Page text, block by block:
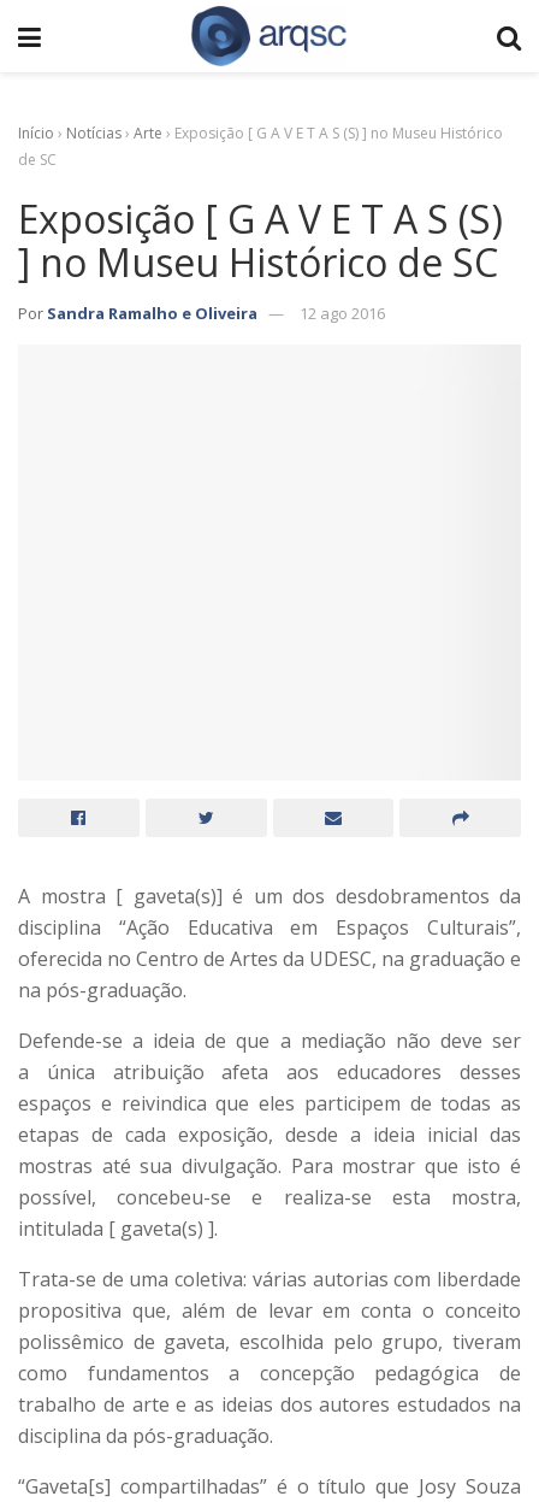
Início › Notícias› Arte › Exposição [ G A V E T A S (S) ] no Museu Histórico
de SC
Exposição [ G A V E T A S (S)
] no Museu Histórico de SC
Por Sandra Ramalho e Oliveira 12 ago 2016
A mostra [ gaveta(s)] é um dos desdobramentos da
disciplina “Ação Educativa em Espaços Culturais”,
oferecida no Centro de Artes da UDESC, na graduação e
na pós-graduação.
Defende-se a ideia de que a mediação não deve ser
a única atribuição afeta aos educadores desses
espaços e reivindica que eles participem de todas as
etapas de cada exposição, desde a ideia inicial das
mostras até sua divulgação. Para mostrar que isto é
possível, concebeu-se e realiza-se esta mostra,
intitulada [ gaveta(s) ].
Trata-se de uma coletiva: várias autorias com liberdade
propositiva que, além de levar em conta o conceito
polissêmico de gaveta, escolhida pelo grupo, tiveram
como fundamentos a concepção pedagógica de
trabalho de arte e as ideias dos autores estudados na
disciplina da pós-graduação.
“Gaveta[s] compartilhadas” é o título que Josy Souza